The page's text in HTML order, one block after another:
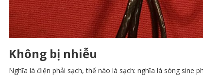
Không bị nhiễu
Nghĩa là điện phải sạch, thế nào là sạch: nghĩa là sóng sine